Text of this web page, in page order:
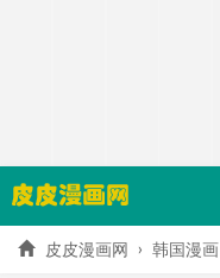
皮皮漫画网 韩国漫画